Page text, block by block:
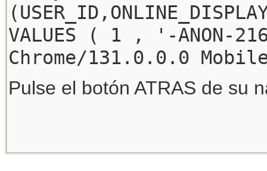
VALUES ( 1 , '-
Chrome/131.0.0.0
Pulse el botón ATRAS de su